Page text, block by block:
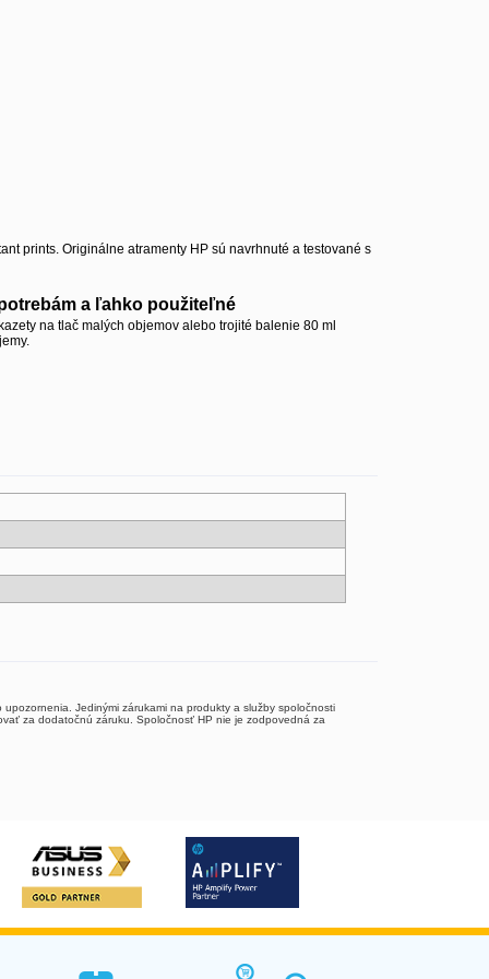
prints. Originálne atramenty HP sú navrhnuté a testované s
a ľahko použiteľné
na tlač malých objemov alebo trojité balenie 80 ml
Jedinými zárukami na produkty a služby spoločnosti
za dodatočnú záruku. Spoločnosť HP nie je zodpovedná za